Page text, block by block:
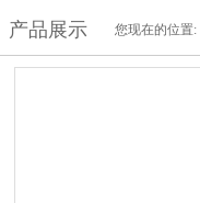
产品展示 您现在的位置: